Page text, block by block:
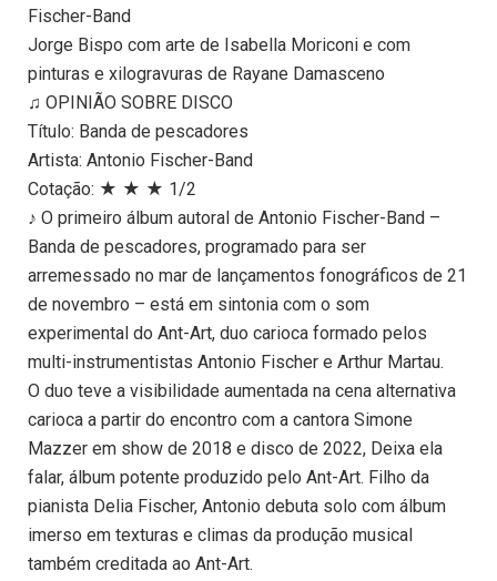
Fischer-Band
Jorge Bispo com arte de Isabella Moriconi e com
pinturas e xilogravuras de Rayane Damasceno
♫ OPINIÃO SOBRE DISCO
Título: Banda de pescadores
Artista: Antonio Fischer-Band
Cotação: ★ ★ ★ 1/2
♪ O primeiro álbum autoral de Antonio Fischer-Band –
Banda de pescadores, programado para ser
arremessado no mar de lançamentos fonográficos de 21
de novembro – está em sintonia com o som
experimental do Ant-Art, duo carioca formado pelos
multi-instrumentistas Antonio Fischer e Arthur Martau.
O duo teve a visibilidade aumentada na cena alternativa
carioca a partir do encontro com a cantora Simone
Mazzer em show de 2018 e disco de 2022, Deixa ela
falar, álbum potente produzido pelo Ant-Art. Filho da
pianista Delia Fischer, Antonio debuta solo com álbum
imerso em texturas e climas da produção musical
também creditada ao Ant-Art.